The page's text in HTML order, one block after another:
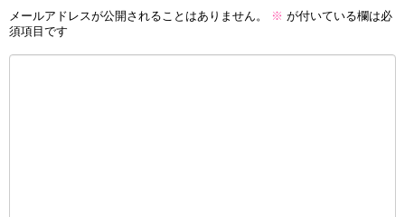
メールアドレスが公開されることはありません。 ※ が付いている欄は必
須項目です